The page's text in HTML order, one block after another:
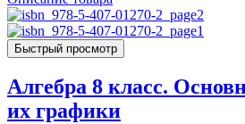
Быстрый просмотр
Алгебра 8 класс.
их графики